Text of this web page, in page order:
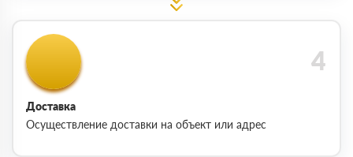
Доставка
Осуществление доставки на объект или адрес